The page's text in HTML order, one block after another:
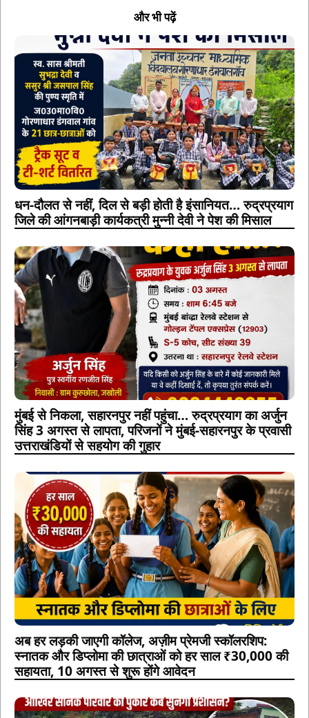
और भी पढ़ें
धन-दौलत से नहीं, दिल से बड़ी होती है इंसानियत… रुद्रप्रयाग
जिले की आंगनबाड़ी कार्यकत्री मुन्नी देवी ने पेश की मिसाल
मुंबई से निकला, सहारनपुर नहीं पहुंचा… रुद्रप्रयाग का अर्जुन
सिंह 3 अगस्त से लापता, परिजनों ने मुंबई-सहारनपुर के प्रवासी
उत्तराखंडियों से सहयोग की गुहार
अब हर लड़की जाएगी कॉलेज, अज़ीम प्रेमजी स्कॉलरशिप:
स्नातक और डिप्लोमा की छात्राओं को हर साल ₹30,000 की
सहायता, 10 अगस्त से शुरू होंगे आवेदन